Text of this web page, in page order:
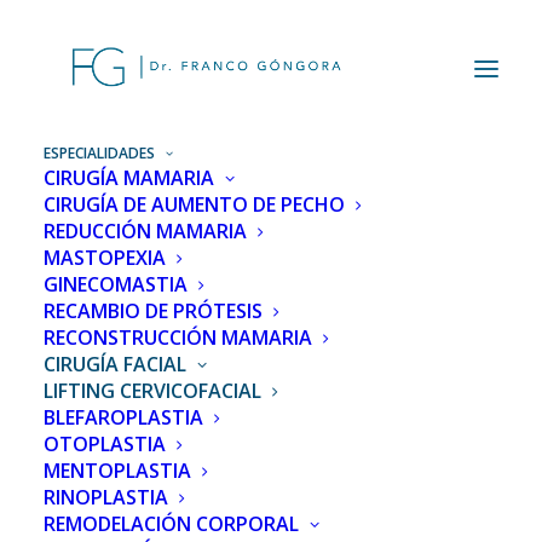
ESPECIALIDADES
CIRUGÍA MAMARIA
CIRUGÍA DE AUMENTO DE PECHO
REDUCCIÓN MAMARIA
MASTOPEXIA
GINECOMASTIA
RECAMBIO DE PRÓTESIS
RECONSTRUCCIÓN MAMARIA
CIRUGÍA FACIAL
LIFTING CERVICOFACIAL
BLEFAROPLASTIA
OTOPLASTIA
MENTOPLASTIA
RINOPLASTIA
REMODELACIÓN CORPORAL